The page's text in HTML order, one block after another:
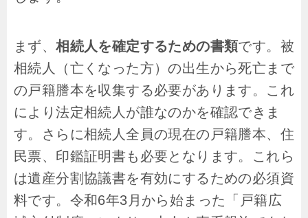
まず、相続人を確定するための書類です。被
相続人（亡くなった方）の出生から死亡まで
の戸籍謄本を収集する必要があります。これ
により法定相続人が誰なのかを確認できま
す。さらに相続人全員の現在の戸籍謄本、住
民票、印鑑証明書も必要となります。これら
は遺産分割協議書を有効にするための必須資
料です。令和6年3月から始まった「戸籍広